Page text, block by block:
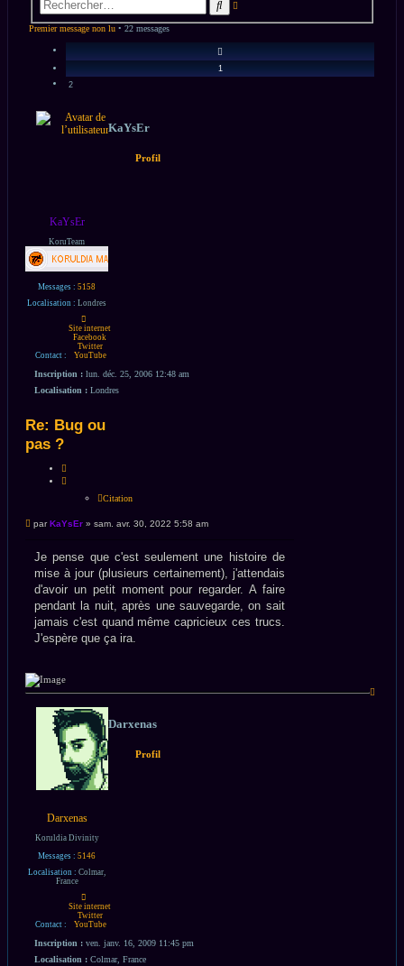
Rechercher
avancée
Premier message non lu • 22 messages
Précédent
1
2
KaYsEr
KoruTeam
Messages : 5158
Localisation : Londres
Contact :
Contacter
KaYsEr
Site internet
Facebook
Twitter
YouTube
KaYsEr
Profil
Inscription : lun. déc. 25, 2006 12:48 am
Localisation : Londres
Re: Bug ou
pas ?
Citation
Message
parKaYsEr » sam. avr. 30, 2022 5:58 am
Je pense que c'est seulement une histoire de
mise à jour (plusieurs certainement), j'attendais
d'avoir un petit moment pour regarder. A faire
pendant la nuit, après une sauvegarde, on sait
jamais c'est quand même capricieux ces trucs.
J'espère que ça ira.
Darxenas
Koruldia Divinity
Messages : 5146
Localisation : Colmar,
France
Contact :
Contacter
Darxenas
Site internet
Twitter
YouTube
Darxenas
Profil
Inscription : ven. janv. 16, 2009 11:45 pm
Localisation : Colmar, France